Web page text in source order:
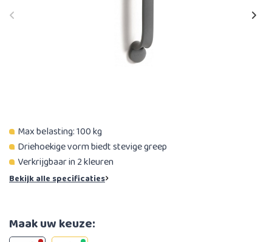
Max belasting: 100 kg
Driehoekige vorm biedt stevige greep
Verkrijgbaar in 2 kleuren
Bekijk alle specificaties
Maak uw keuze: